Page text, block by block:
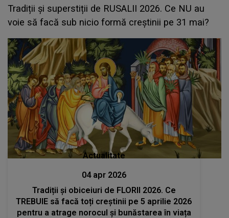
Tradiții și superstiții de RUSALII 2026. Ce NU au
voie să facă sub nicio formă creștinii pe 31 mai?
Actualitate
04 apr 2026
Tradiții și obiceiuri de FLORII 2026. Ce
TREBUIE să facă toți creștinii pe 5 aprilie 2026
pentru a atrage norocul și bunăstarea în viața